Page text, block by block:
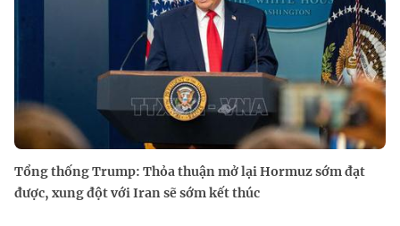
Tổng thống Trump: Thỏa thuận mở lại Hormuz sớm đạt
được, xung đột với Iran sẽ sớm kết thúc